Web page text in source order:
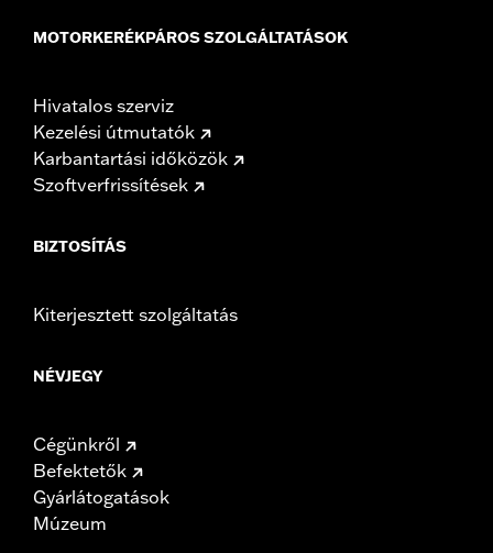
MOTORKERÉKPÁROS SZOLGÁLTATÁSOK
Hivatalos szerviz
Kezelési útmutatók
Karbantartási időközök
Szoftverfrissítések
BIZTOSÍTÁS
Kiterjesztett szolgáltatás
NÉVJEGY
Cégünkről
Befektetők
Gyárlátogatások
Múzeum